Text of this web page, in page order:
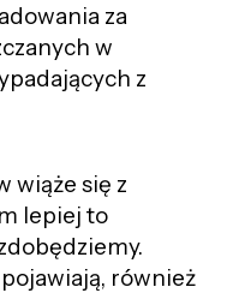
za
w
z
wiąże się z
lepiej to
również